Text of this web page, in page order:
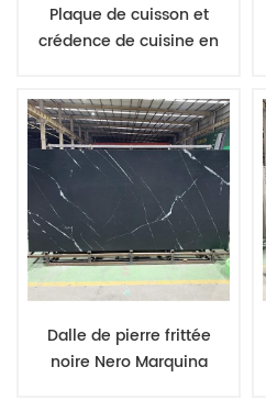
Plaque de cuisson et
crédence de cuisine en
pierre blanche polie et
brillante, 12 mm
d'épaisseur.
Dalle de pierre frittée
noire Nero Marquina